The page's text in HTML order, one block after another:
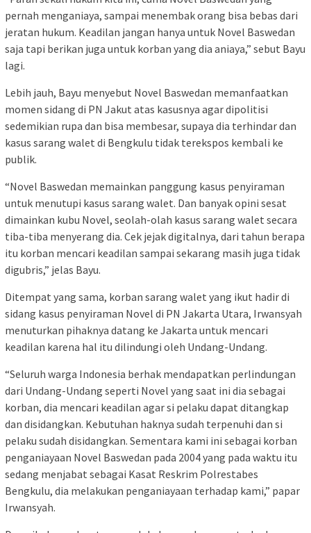
pernah menganiaya, sampai menembak orang bisa bebas dari
jeratan hukum. Keadilan jangan hanya untuk Novel Baswedan
saja tapi berikan juga untuk korban yang dia aniaya,” sebut Bayu
lagi.
Lebih jauh, Bayu menyebut Novel Baswedan memanfaatkan
momen sidang di PN Jakut atas kasusnya agar dipolitisi
sedemikian rupa dan bisa membesar, supaya dia terhindar dan
kasus sarang walet di Bengkulu tidak terekspos kembali ke
publik.
“Novel Baswedan memainkan panggung kasus penyiraman
untuk menutupi kasus sarang walet. Dan banyak opini sesat
dimainkan kubu Novel, seolah-olah kasus sarang walet secara
tiba-tiba menyerang dia. Cek jejak digitalnya, dari tahun berapa
itu korban mencari keadilan sampai sekarang masih juga tidak
digubris,” jelas Bayu.
Ditempat yang sama, korban sarang walet yang ikut hadir di
sidang kasus penyiraman Novel di PN Jakarta Utara, Irwansyah
menuturkan pihaknya datang ke Jakarta untuk mencari
keadilan karena hal itu dilindungi oleh Undang-Undang.
“Seluruh warga Indonesia berhak mendapatkan perlindungan
dari Undang-Undang seperti Novel yang saat ini dia sebagai
korban, dia mencari keadilan agar si pelaku dapat ditangkap
dan disidangkan. Kebutuhan haknya sudah terpenuhi dan si
pelaku sudah disidangkan. Sementara kami ini sebagai korban
penganiayaan Novel Baswedan pada 2004 yang pada waktu itu
sedang menjabat sebagai Kasat Reskrim Polrestabes
Bengkulu, dia melakukan penganiayaan terhadap kami,” papar
Irwansyah.